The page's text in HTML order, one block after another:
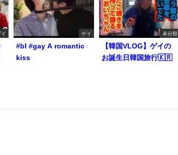
ゲイ
#bl #gay A romantic
kiss
未分類
【韓国VLOG】ゲイの
お誕生日韓国旅行🇰🇷